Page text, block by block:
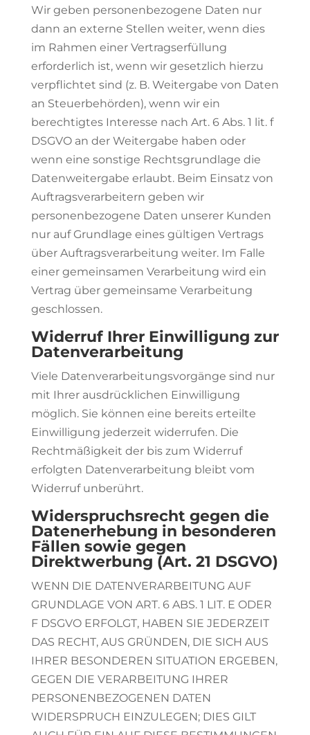
Wir geben personenbezogene Daten nur
dann an externe Stellen weiter, wenn dies
im Rahmen einer Vertragserfüllung
erforderlich ist, wenn wir gesetzlich hierzu
verpflichtet sind (z. B. Weitergabe von Daten
an Steuerbehörden), wenn wir ein
berechtigtes Interesse nach Art. 6 Abs. 1 lit. f
DSGVO an der Weitergabe haben oder
wenn eine sonstige Rechtsgrundlage die
Datenweitergabe erlaubt. Beim Einsatz von
Auftragsverarbeitern geben wir
personenbezogene Daten unserer Kunden
nur auf Grundlage eines gültigen Vertrags
über Auftragsverarbeitung weiter. Im Falle
einer gemeinsamen Verarbeitung wird ein
Vertrag über gemeinsame Verarbeitung
geschlossen.
Widerruf Ihrer Einwilligung zur
Datenverarbeitung
Viele Datenverarbeitungsvorgänge sind nur
mit Ihrer ausdrücklichen Einwilligung
möglich. Sie können eine bereits erteilte
Einwilligung jederzeit widerrufen. Die
Rechtmäßigkeit der bis zum Widerruf
erfolgten Datenverarbeitung bleibt vom
Widerruf unberührt.
Widerspruchsrecht gegen die
Datenerhebung in besonderen
Fällen sowie gegen
Direktwerbung (Art. 21 DSGVO)
WENN DIE DATENVERARBEITUNG AUF
GRUNDLAGE VON ART. 6 ABS. 1 LIT. E ODER
F DSGVO ERFOLGT, HABEN SIE JEDERZEIT
DAS RECHT, AUS GRÜNDEN, DIE SICH AUS
IHRER BESONDEREN SITUATION ERGEBEN,
GEGEN DIE VERARBEITUNG IHRER
PERSONENBEZOGENEN DATEN
WIDERSPRUCH EINZULEGEN; DIES GILT